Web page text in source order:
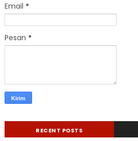
Email *
Pesan *
RECENT POSTS